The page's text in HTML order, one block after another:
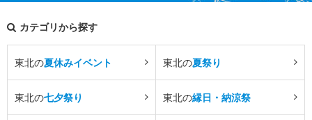
カテゴリから探す
東北の夏休みイベント 東北の夏祭り
東北の七夕祭り 東北の縁日・納涼祭